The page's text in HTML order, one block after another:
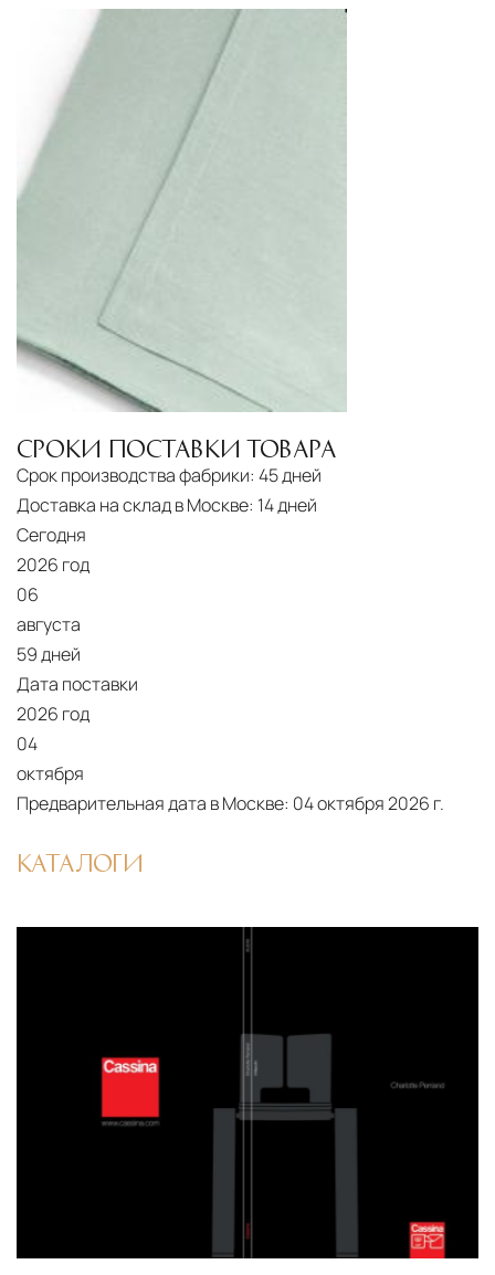
СРОКИ ПОСТАВКИ ТОВАРА
Срок производства фабрики: 45 дней
Доставка на склад в Москве: 14 дней
Сегодня
2026 год
06
августа
59 дней
Дата поставки
2026 год
04
октября
Предварительная дата в Москве: 04 октября 2026 г.
КАТАЛОГИ